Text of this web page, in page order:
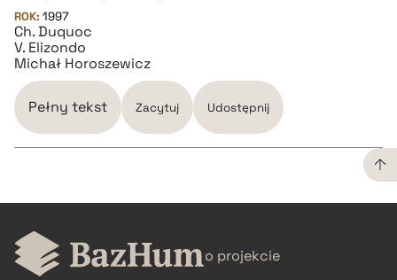
pobierz cytat
BIBTEX
pobierz cytat
ROK: 1997
Ch. Duquoc
V. Elizondo
Michał Horoszewicz
Pełny tekst Zacytuj Udostępnij
CZYSTY TEKST
pobierz cytat o projekcie